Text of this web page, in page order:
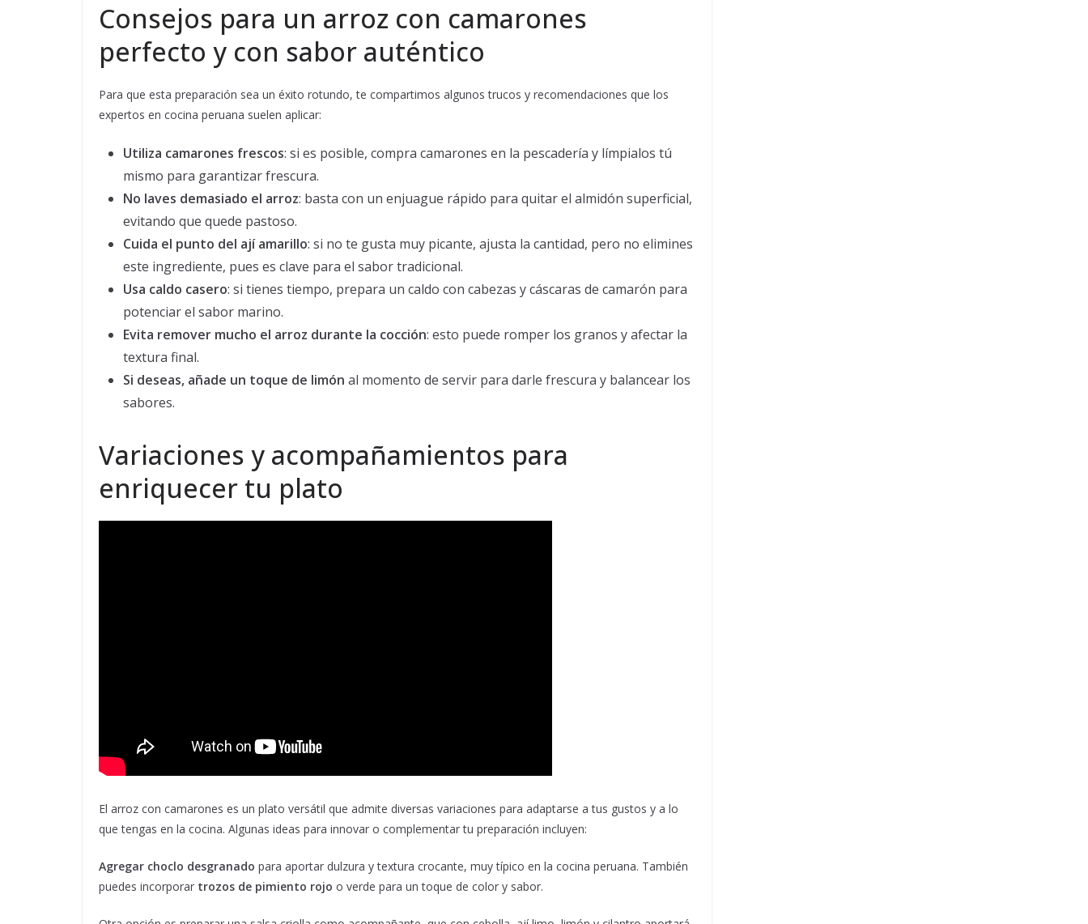
Consejos para un arroz con camarones
perfecto y con sabor auténtico
Para que esta preparación sea un éxito rotundo, te compartimos algunos trucos y recomendaciones que los
expertos en cocina peruana suelen aplicar:
Utiliza camarones frescos: si es posible, compra camarones en la pescadería y límpialos tú
mismo para garantizar frescura.
No laves demasiado el arroz: basta con un enjuague rápido para quitar el almidón superficial,
evitando que quede pastoso.
Cuida el punto del ají amarillo: si no te gusta muy picante, ajusta la cantidad, pero no elimines
este ingrediente, pues es clave para el sabor tradicional.
Usa caldo casero: si tienes tiempo, prepara un caldo con cabezas y cáscaras de camarón para
potenciar el sabor marino.
Evita remover mucho el arroz durante la cocción: esto puede romper los granos y afectar la
textura final.
Si deseas, añade un toque de limón al momento de servir para darle frescura y balancear los
sabores.
Variaciones y acompañamientos para
enriquecer tu plato
El arroz con camarones es un plato versátil que admite diversas variaciones para adaptarse a tus gustos y a lo
que tengas en la cocina. Algunas ideas para innovar o complementar tu preparación incluyen:
Agregar choclo desgranado para aportar dulzura y textura crocante, muy típico en la cocina peruana. También
puedes incorporar trozos de pimiento rojo o verde para un toque de color y sabor.